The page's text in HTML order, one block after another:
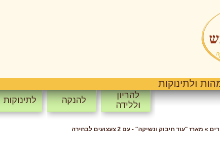
ולתינוקות
להריון
וללידה
להנקה לתינוקות
» מארז "עוד חיבוק ונשיקה" - עם 2 צעצועים לבחירה